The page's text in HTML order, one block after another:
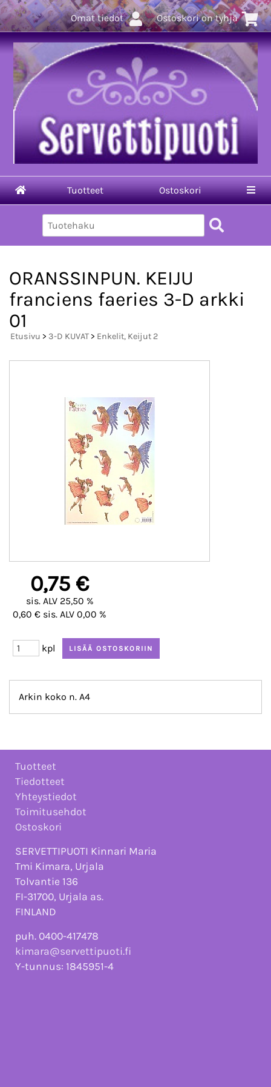
Omat tiedot Ostoskori on tyhjä
Tuotteet Ostoskori
ORANSSINPUN. KEIJU
franciens faeries 3-D arkki
01
Etusivu > 3-D KUVAT> Enkelit, Keijut 2
0,75 €
sis. ALV 25,50 %
0,60 € sis. ALV 0,00 %
kpl
Arkin koko n. A4
Tuotteet
Tiedotteet
Yhteystiedot
Toimitusehdot
Ostoskori
SERVETTIPUOTI Kinnari Maria
Tmi Kimara, Urjala
Tolvantie 136
FI-31700, Urjala as.
FINLAND
puh. 0400-417478
kimara@servettipuoti.fi
Y-tunnus: 1845951-4